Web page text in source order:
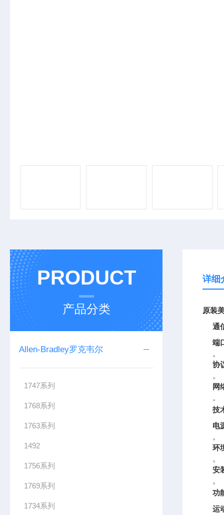
PRODUCT
产品分类
Allen-Bradley罗克韦尔
1747系列
1768系列
1763系列
1492
1756系列
1769系列
1734系列
详细
原装
通
端
。
协
。
网
。
技
电
。
环
。
安
。
功
运